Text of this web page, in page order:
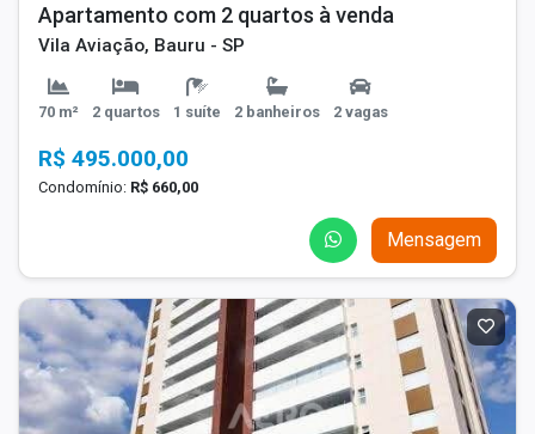
Apartamento com 2 quartos à venda
Vila Aviação, Bauru - SP
70 m² 2 quartos 1 suíte 2 banheiros 2 vagas
R$ 495.000,00
Condomínio: R$ 660,00
Mensagem